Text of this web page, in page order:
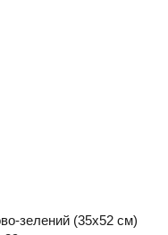
зелений (35х52 см)